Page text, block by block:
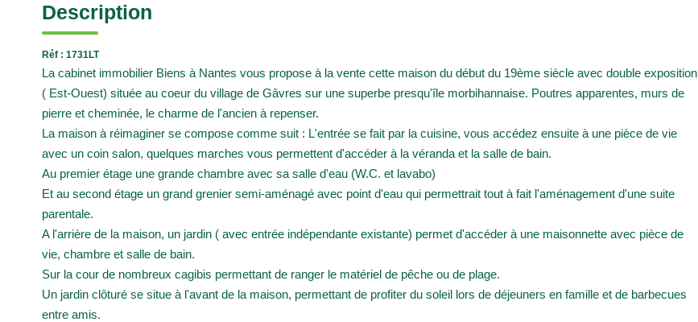
Description
Réf : 1731LT
La cabinet immobilier Biens à Nantes vous propose à la vente cette maison du début du 19ème siècle avec double exposition
( Est-Ouest) située au coeur du village de Gâvres sur une superbe presqu'île morbihannaise. Poutres apparentes, murs de
pierre et cheminée, le charme de l'ancien à repenser.
La maison à réimaginer se compose comme suit : L'entrée se fait par la cuisine, vous accédez ensuite à une pièce de vie
avec un coin salon, quelques marches vous permettent d'accéder à la véranda et la salle de bain.
Au premier étage une grande chambre avec sa salle d'eau (W.C. et lavabo)
Et au second étage un grand grenier semi-aménagé avec point d'eau qui permettrait tout à fait l'aménagement d'une suite
parentale.
A l'arrière de la maison, un jardin ( avec entrée indépendante existante) permet d'accéder à une maisonnette avec pièce de
vie, chambre et salle de bain.
Sur la cour de nombreux cagibis permettant de ranger le matériel de pêche ou de plage.
Un jardin clôturé se situe à l'avant de la maison, permettant de profiter du soleil lors de déjeuners en famille et de barbecues
entre amis.